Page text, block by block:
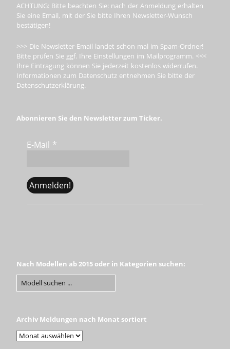
ACHTUNG: Bitte beachten Sie: nach der Anmeldung erhalten
Sie eine Email, mit der Sie bitte Ihren Newsletter-Wunsch
bestätigen!
>>> Die Newsletter-Email landet schon mal im Spam-Ordner!
Bitte prüfen Sie ggf. Ihre Einstellungen im Mailprogramm. <<<
Ihre Eintragung können Sie jederzeit kostenlos widerrufen.
Informationen zum Datenschutz entnehmen Sie bitte der
Datenschutzerklärung.
Abonnieren Sie den Newsletter zum Ticker.
E-Mail *
Nach Modellen ab 2015 oder in Kategorien suchen:
Archiv Meldungen nach Monat sortiert